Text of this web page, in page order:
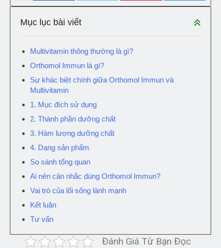
Mục lục bài viết
Multivitamin thông thường là gì?
Orthomol Immun là gì?
Sự khác biệt chính giữa Orthomol Immun và
Multivitamin
1. Mục đích sử dụng
2. Thành phần dưỡng chất
3. Hàm lượng dưỡng chất
4. Dạng sản phẩm
So sánh tổng quan
Ai nên cân nhắc dùng Orthomol Immun?
Vai trò của lối sống lành mạnh
Kết luận
Tư vấn
Đánh Giá Từ Bạn Đọc